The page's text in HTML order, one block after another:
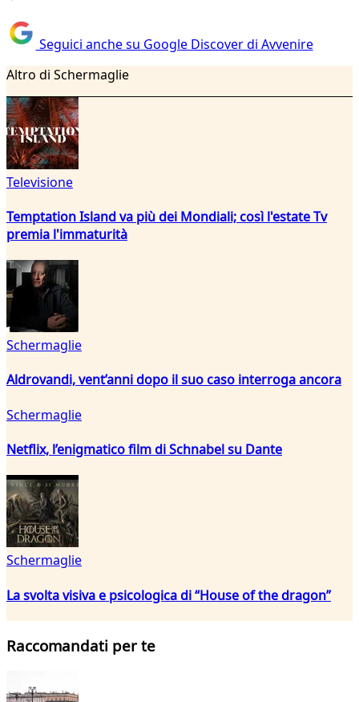
Seguici anche su Google Discover di Avvenire
Altro di Schermaglie
Televisione
Temptation Island va più dei Mondiali; così l'estate Tv
premia l'immaturità
Schermaglie
Aldrovandi, vent’anni dopo il suo caso interroga ancora
Schermaglie
Netflix, l’enigmatico film di Schnabel su Dante
Schermaglie
La svolta visiva e psicologica di “House of the dragon”
Raccomandati per te